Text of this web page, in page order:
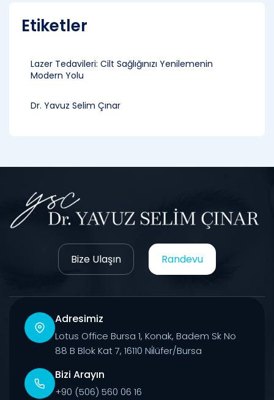
Etiketler
Lazer Tedavileri: Cilt Sağlığınızı Yenilemenin
Modern Yolu
Dr. Yavuz Selim Çınar
Bize Ulaşın Randevu
Adresimiz
Lotus Office Bursa 1, Konak, Badem Sk No
88 B Blok Kat 7, 16110 Ni̇lüfer/Bursa
Bizi Arayın
+90 (506) 560 06 16